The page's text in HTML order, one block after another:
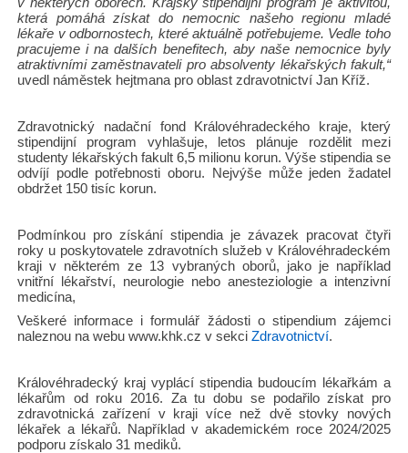
která pomáhá získat do nemocnic našeho regionu mladé
lékaře v odbornostech, které aktuálně potřebujeme. Vedle toho
pracujeme i na dalších benefitech, aby naše nemocnice byly
atraktivními zaměstnavateli pro absolventy lékařských fakult,“
uvedl náměstek hejtmana pro oblast zdravotnictví Jan Kříž.
Zdravotnický nadační fond Královéhradeckého kraje, který
stipendijní program vyhlašuje, letos plánuje rozdělit mezi
studenty lékařských fakult 6,5 milionu korun. Výše stipendia se
odvíjí podle potřebnosti oboru. Nejvýše může jeden žadatel
obdržet 150 tisíc korun.
Podmínkou pro získání stipendia je závazek pracovat čtyři
roky u poskytovatele zdravotních služeb v Královéhradeckém
kraji v některém ze 13 vybraných oborů, jako je například
vnitřní lékařství, neurologie nebo anesteziologie a intenzivní
medicína,
Veškeré informace i formulář žádosti o stipendium zájemci
naleznou na webu www.khk.cz v sekci Zdravotnictví.
Královéhradecký kraj vyplácí stipendia budoucím lékařkám a
lékařům od roku 2016. Za tu dobu se podařilo získat pro
zdravotnická zařízení v kraji více než dvě stovky nových
lékařek a lékařů. Například v akademickém roce 2024/2025
podporu získalo 31 mediků.